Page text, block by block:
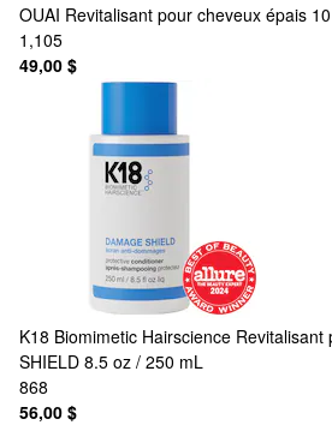
OUAI Revitalisant pour cheveux épais
1,105
49,00 $
K18 Biomimetic Hairscience Revitalisant
SHIELD 8.5 oz / 250 mL
868
56,00 $